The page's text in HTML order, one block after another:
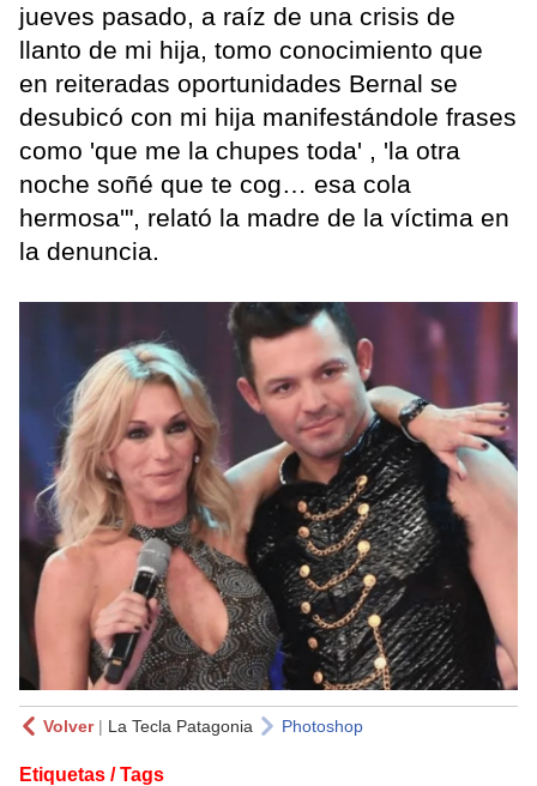
jueves pasado, a raíz de una crisis de
llanto de mi hija, tomo conocimiento que
en reiteradas oportunidades Bernal se
desubicó con mi hija manifestándole frases
como 'que me la chupes toda' , 'la otra
noche soñé que te cog… esa cola
hermosa'", relató la madre de la víctima en
la denuncia.
Volver| La Tecla Patagonia Photoshop
Etiquetas / Tags